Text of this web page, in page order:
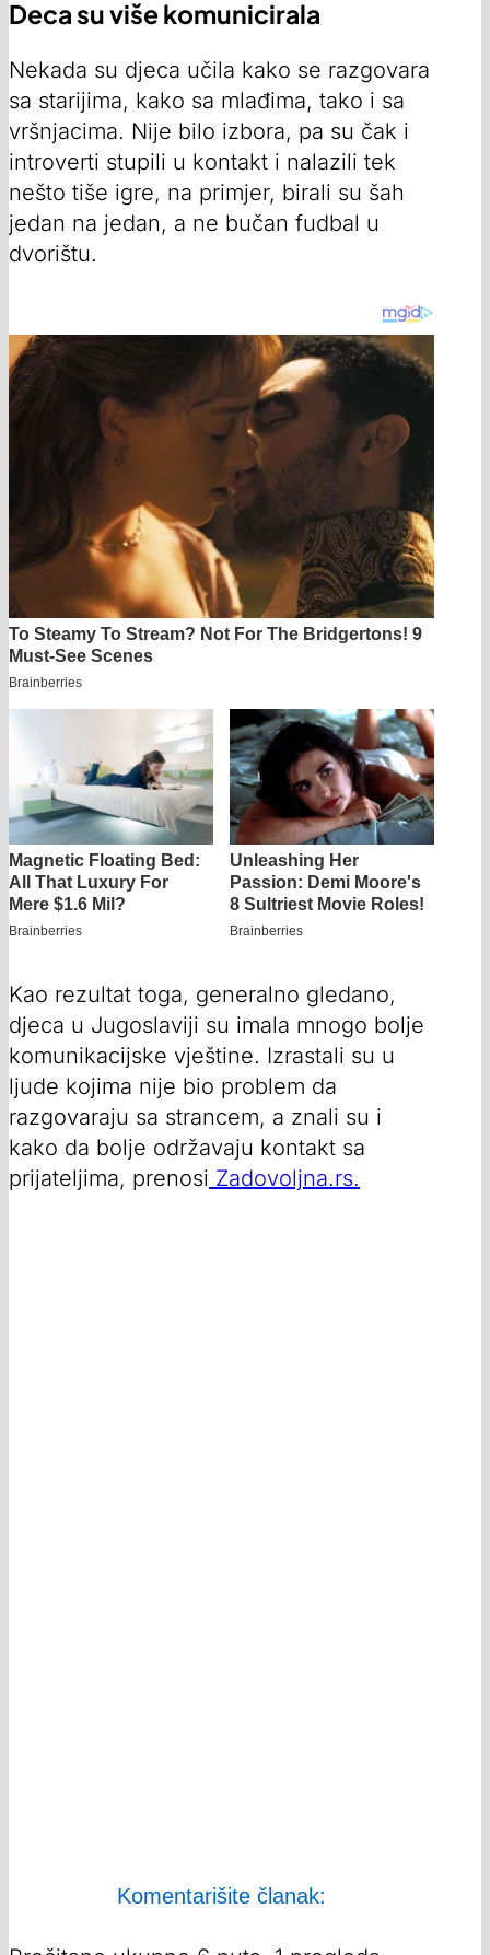
Deca su više komunicirala
Nekada su djeca učila kako se razgovara
sa starijima, kako sa mlađima, tako i sa
vršnjacima. Nije bilo izbora, pa su čak i
introverti stupili u kontakt i nalazili tek
nešto tiše igre, na primjer, birali su šah
jedan na jedan, a ne bučan fudbal u
dvorištu.
Kao rezultat toga, generalno gledano,
djeca u Jugoslaviji su imala mnogo bolje
komunikacijske vještine. Izrastali su u
ljude kojima nije bio problem da
razgovaraju sa strancem, a znali su i
kako da bolje održavaju kontakt sa
prijateljima, prenosi Zadovoljna.rs.
Komentarišite članak: